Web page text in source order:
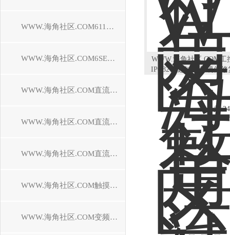
WWW.海角社区.COM611驱动器维修
WWW.海角社区.COM6SE70驱动器维修
WWW.海角社区.COM直流调速装置维修
WWW.海角社区.COM直流控制器维修
WWW.海角社区.COM直流驱动器维修
WWW.海角社区.COM触摸屏维修
WWW.海角社区.COM变频器维修
WWW.海角社区.COM工
IPC827C超过十年硬件修
位
共